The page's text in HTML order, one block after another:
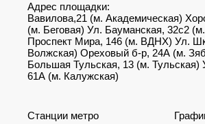
Адрес площадки:
Вавилова,21 (м. Академическая)
(м. Беговая) Ул. Бауманская, 32с2
Проспект Мира, 146 (м. ВДНХ) Ул.
Волжская) Ореховый б-р, 24А (м.
Большая Тульская, 13 (м.
61А (м. Калужская)
Станции метро